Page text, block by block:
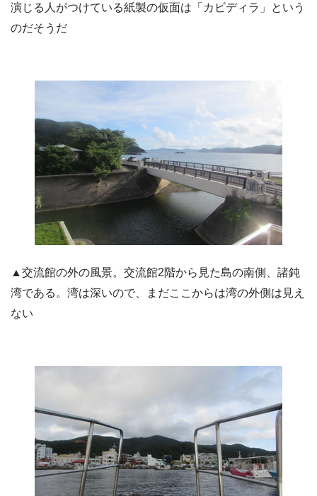
演じる人がつけている紙製の仮面は「カビディラ」という
のだそうだ
▲交流館の外の風景。交流館2階から見た島の南側、諸鈍
湾である。湾は深いので、まだここからは湾の外側は見え
ない